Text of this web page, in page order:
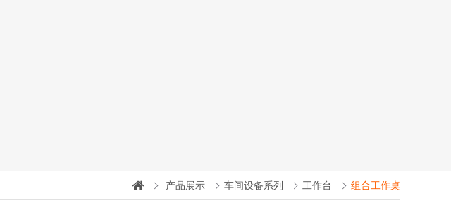
产品展示 车间设备系列 工作台 组合工作桌